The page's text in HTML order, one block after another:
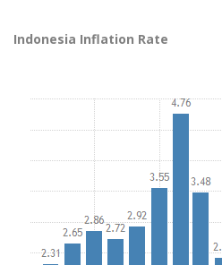
Indonesia Inflation Rate